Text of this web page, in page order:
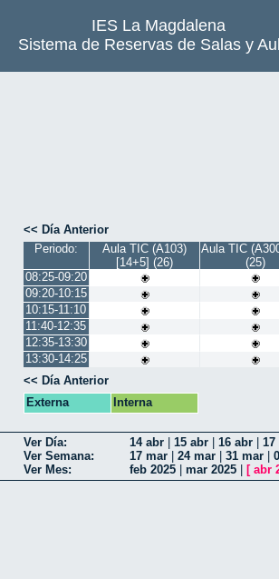
IES La Magdalena
Sistema de Reservas de Salas y
<< Día Anterior
Periodo:
Aula TIC (A103)
[14+5] (26)
Aula TIC
(25)
08:25-09:20
09:20-10:15
10:15-11:10
11:40-12:35
12:35-13:30
13:30-14:25
<< Día Anterior
Externa
Interna
Ver Día: 14 abr 15 abr 16 abr 17
Ver Semana:
17 mar 24 mar 31 mar
Ver Mes:
feb 2025 mar 2025 [ abr